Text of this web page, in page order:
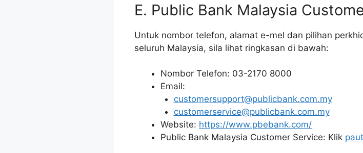
E. Public Bank Malaysia
Untuk nombor telefon, alamat e-mel dan pilihan
seluruh Malaysia, sila lihat ringkasan di bawah:
Nombor Telefon: 03-2170 8000
Email:
customersupport@publicbank.com.my
customerservice@publicbank.com.my
Website: https://www.pbebank.com/
Public Bank Malaysia Customer Service: Klik